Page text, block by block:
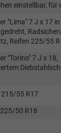
einstellbar, für
"Lima" 7 J x 17 in
Reifen 225/55 R
"Torino" 7 J x 18,
55 R17
50 R18